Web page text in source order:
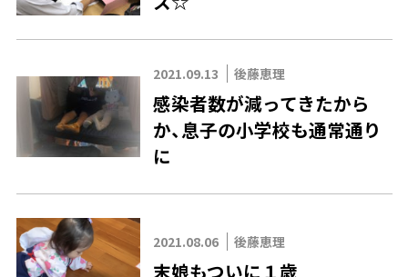
2021.09.13 後藤恵理
感染者数が減ってきたから
か、息子の小学校も通常通り
に
2021.08.06 後藤恵理
末娘もついに１歳